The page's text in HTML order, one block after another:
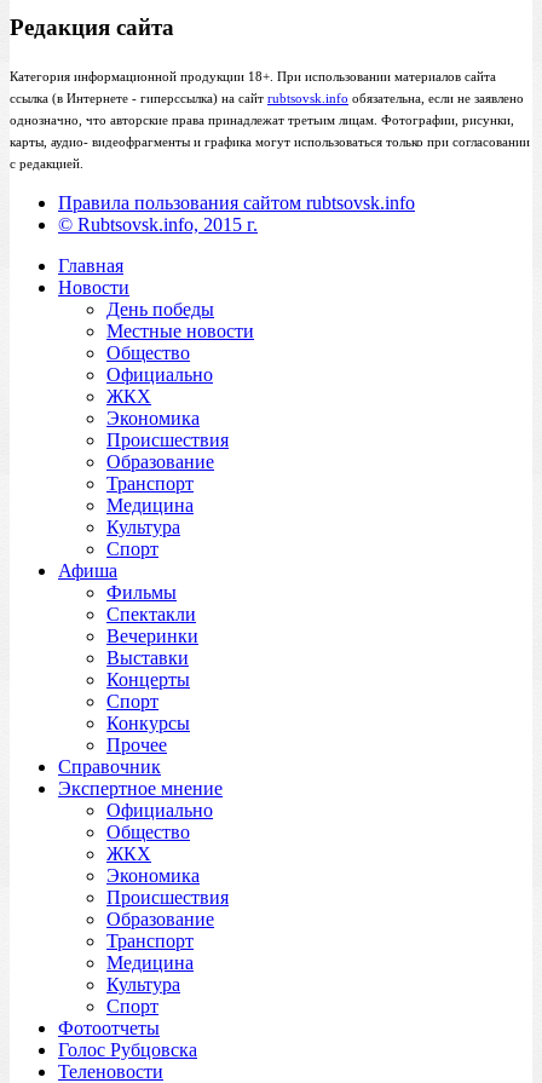
Редакция сайта
Категория информационной продукции 18+. При использовании материалов сайта
ссылка (в Интернете - гиперссылка) на сайт rubtsovsk.info обязательна, если не заявлено
однозначно, что авторские права принадлежат третьим лицам. Фотографии, рисунки,
карты, аудио- видеофрагменты и графика могут использоваться только при согласовании
с редакцией.
Правила пользования сайтом rubtsovsk.info
© Rubtsovsk.info, 2015 г.
Главная
Новости
День победы
Местные новости
Общество
Официально
ЖКХ
Экономика
Происшествия
Образование
Транспорт
Медицина
Культура
Спорт
Афиша
Фильмы
Спектакли
Вечеринки
Выставки
Концерты
Спорт
Конкурсы
Прочее
Справочник
Экспертное мнение
Официально
Общество
ЖКХ
Экономика
Происшествия
Образование
Транспорт
Медицина
Культура
Спорт
Фотоотчеты
Голос Рубцовска
Теленовости